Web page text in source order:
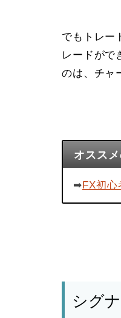
でもトレー
レードがで
のは、チャ
オスス
➡︎FX初心
シグ